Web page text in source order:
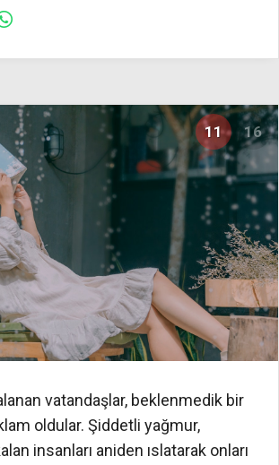
11 16
vatandaşlar, beklenmedik bir
oldular. Şiddetli yağmur,
insanları aniden ıslatarak onları